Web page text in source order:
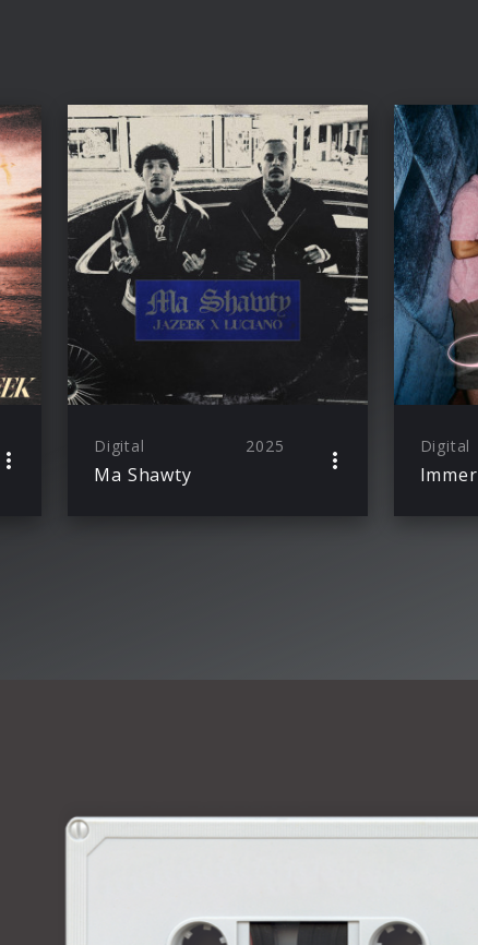
Digital 2025
Ma Shawty
Digital
Immer